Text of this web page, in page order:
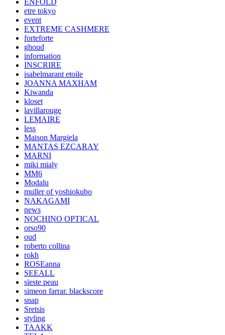
ENFOLD
etre tokyo
event
EXTREME CASHMERE
forteforte
ghoud
information
INSCRIRE
isabelmarant etoile
JOANNA MAXHAM
Kiwanda
kloset
lavillarouge
LEMAIRE
less
Maison Margiela
MANTAS EZCARAY
MARNI
miki mialy
MM6
Modalu
muller of yoshiokubo
NAKAGAMI
news
NOCHINO OPTICAL
orso90
oud
roberto collina
rokh
ROSEanna
SEEALL
sieste peau
simeon farrar. blackscore
snap
Sretsis
styling
TAAKK